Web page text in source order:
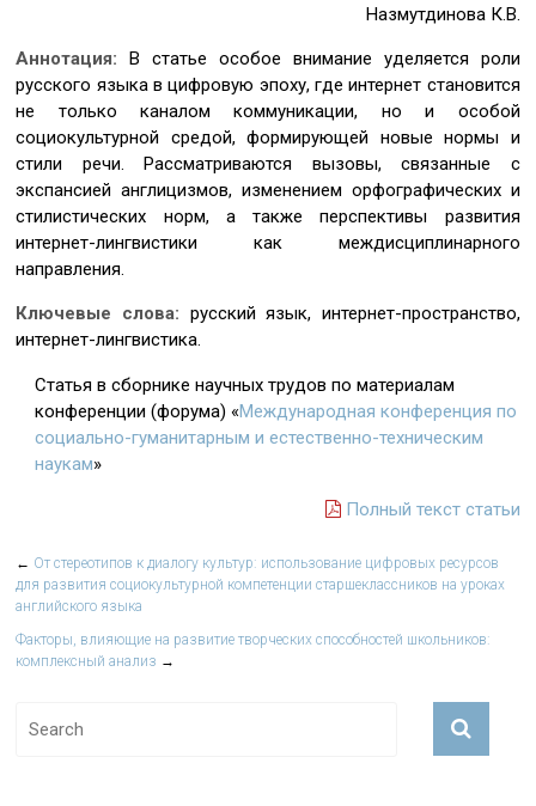
Назмутдинова К.В.
Аннотация:В статье особое внимание уделяется роли
русского языка в цифровую эпоху, где интернет становится
не только каналом коммуникации, но и особой
социокультурной средой, формирующей новые нормы и
стили речи. Рассматриваются вызовы, связанные с
экспансией англицизмов, изменением орфографических и
стилистических норм, а также перспективы развития
интернет-лингвистики как междисциплинарного
направления.
Ключевые слова: русский язык, интернет-пространство,
интернет-лингвистика.
Статья в сборнике научных трудов по материалам
конференции (форума) «Международная конференция по
социально-гуманитарным и естественно-техническим
наукам»
Полный текст статьи
← От стереотипов к диалогу культур: использование цифровых ресурсов
для развития социокультурной компетенции старшеклассников на уроках
английского языка
Факторы, влияющие на развитие творческих способностей школьников:
комплексный анализ →